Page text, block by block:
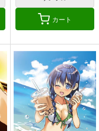
カート